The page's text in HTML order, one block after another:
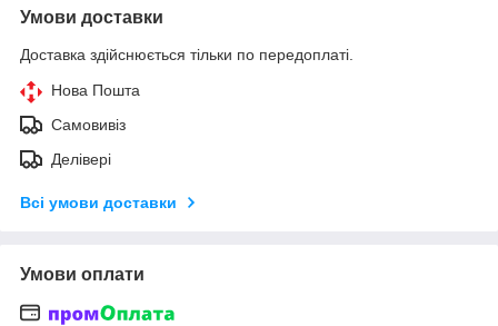
Умови доставки
Доставка здійснюється тільки по передоплаті.
Нова Пошта
Самовивіз
Делівері
Всі умови доставки
Умови оплати